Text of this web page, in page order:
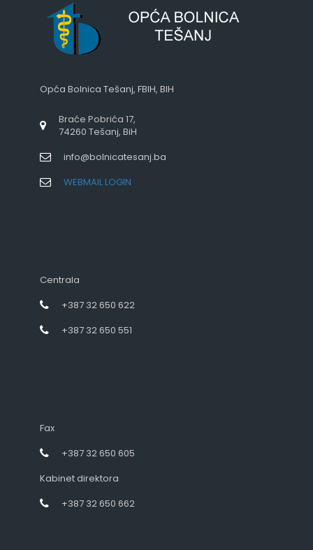
Opća Bolnica Tešanj, FBIH, BIH
Braće Pobrića 17,
74260 Tešanj, BiH
info@bolnicatesanj.ba
WEBMAIL LOGIN
Centrala
+387 32 650 622
+387 32 650 551
Fax
+387 32 650 605
Kabinet direktora
+387 32 650 662